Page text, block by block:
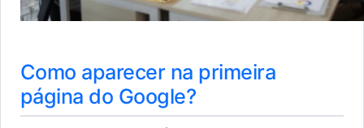
Como aparecer na primeira
página do Google?